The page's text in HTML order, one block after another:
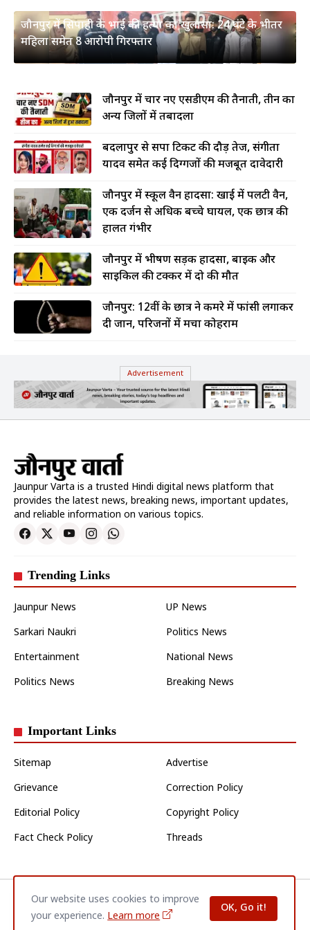
जौनपुर में सिपाही के भाई की हत्या का खुलासा: 24 घंटे के भीतर
महिला समेत 8 आरोपी गिरफ्तार
जौनपुर में चार नए एसडीएम की तैनाती, तीन का
अन्य जिलों में तबादला
बदलापुर से सपा टिकट की दौड़ तेज, संगीता
यादव समेत कई दिग्गजों की मजबूत दावेदारी
जौनपुर में स्कूल वैन हादसा: खाई में पलटी वैन,
एक दर्जन से अधिक बच्चे घायल, एक छात्र की
हालत गंभीर
जौनपुर में भीषण सड़क हादसा, बाइक और
साइकिल की टक्कर में दो की मौत
जौनपुर: 12वीं के छात्र ने कमरे में फांसी लगाकर
दी जान, परिजनों में मचा कोहराम
Advertisement
Jaunpur Varta is a trusted Hindi digital news platform that
provides the latest news, breaking news, important updates,
and reliable information on various topics.
Trending Links
Jaunpur News
UP News
Sarkari Naukri
Politics News
Entertainment
National News
Politics News
Breaking News
Important Links
Sitemap
Advertise
Grievance
Correction Policy
Editorial Policy
Copyright Policy
Fact Check Policy
Threads
HomeAbout UsContact Us Privacy PolicyDisclaimer
Terms & Conditions
Our website uses cookies to improve
your experience.Learn more
OK, Go it!